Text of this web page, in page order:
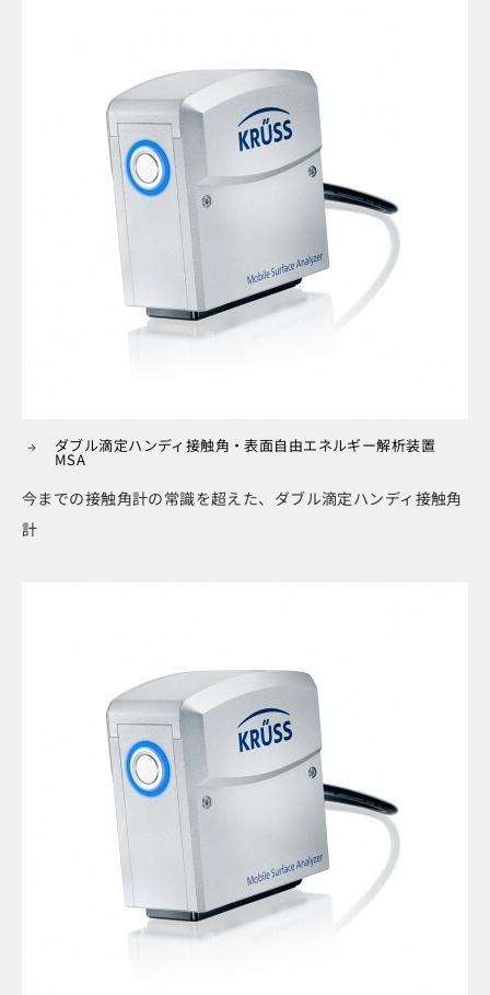
ダブル滴定ハンディ接触角・表面自由エネルギー解析装置
MSA
今までの接触角計の常識を超えた、ダブル滴定ハンディ接触角
計